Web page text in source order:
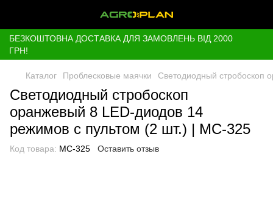
БЕЗКОШТОВНА ДОСТАВКА ДЛЯ ЗАМОВЛЕНЬ ВІД 2000
ГРН!
Каталог Проблесковые маячки Светодиодный стробоскоп
Светодиодный стробоскоп
оранжевый 8 LED-диодов 14
режимов с пультом (2 шт.) | МС-325
Код товара: МС-325 Оставить отзыв